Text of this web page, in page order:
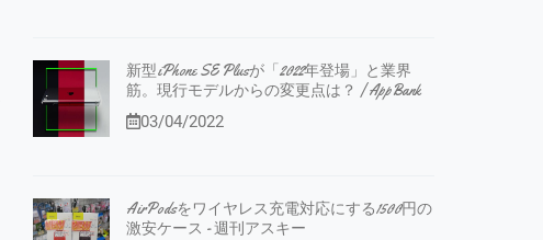
新型iPhone SE Plusが「2022年登場」と業界
筋。現行モデルからの変更点は？ | AppBank
03/04/2022
AirPodsをワイヤレス充電対応にする1500円の
激安ケース - 週刊アスキー